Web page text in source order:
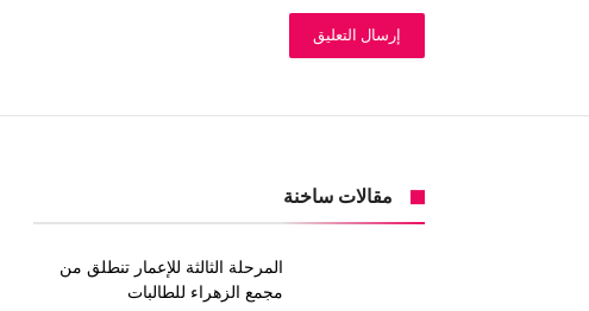
مقالات ساخنة
المرحلة الثالثة للإعمار تنطلق من
مجمع الزهراء للطالبات